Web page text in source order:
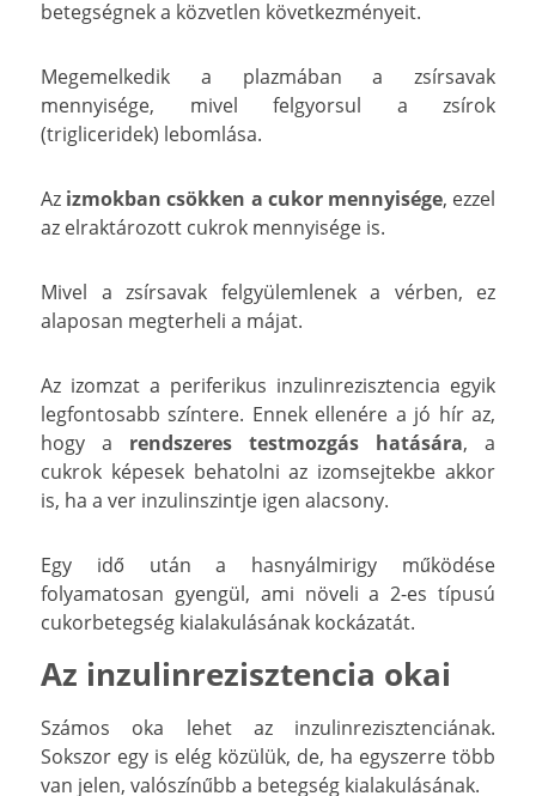
betegségnek a közvetlen következményeit.
Megemelkedik a plazmában a zsírsavak
mennyisége, mivel felgyorsul a zsírok
(trigliceridek) lebomlása.
Az izmokban csökken a cukor mennyisége, ezzel
az elraktározott cukrok mennyisége is.
Mivel a zsírsavak felgyülemlenek a vérben, ez
alaposan megterheli a májat.
Az izomzat a periferikus inzulinrezisztencia egyik
legfontosabb színtere. Ennek ellenére a jó hír az,
hogy a rendszeres testmozgás hatására, a
cukrok képesek behatolni az izomsejtekbe akkor
is, ha a ver inzulinszintje igen alacsony.
Egy idő után a hasnyálmirigy működése
folyamatosan gyengül, ami növeli a 2-es típusú
cukorbetegség kialakulásának kockázatát.
Az inzulinrezisztencia okai
Számos oka lehet az inzulinrezisztenciának.
Sokszor egy is elég közülük, de, ha egyszerre több
van jelen, valószínűbb a betegség kialakulásának.